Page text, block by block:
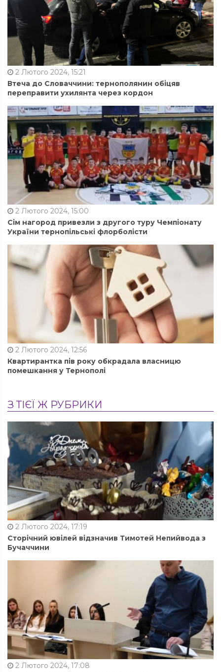
2 Лютого 2024, 15:21
Втеча до Словаччини: тернополянин обіцяв
переправити ухилянта через кордон
2 Лютого 2024, 15:00
Сім нагород привезли з другого туру Чемпіонату
України тернопільські флорболісти
2 Лютого 2024, 12:56
Квартирантка пів року обкрадала власницю
помешкання у Тернополі
З ТІЄЇ Ж РУБРИКИ
2 Лютого 2024, 17:19
Сторічний ювілей відзначив Тимотей Непийвода з
Бучаччини
2 Лютого 2024, 17:08